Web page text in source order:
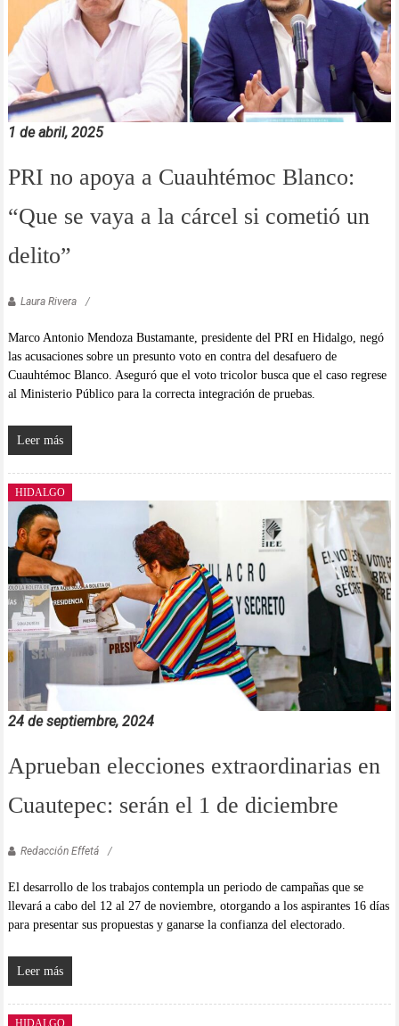
1 de abril, 2025
PRI no apoya a Cuauhtémoc Blanco:
“Que se vaya a la cárcel si cometió un
delito”
Laura Rivera
Marco Antonio Mendoza Bustamante, presidente del PRI en Hidalgo, negó
las acusaciones sobre un presunto voto en contra del desafuero de
Cuauhtémoc Blanco. Aseguró que el voto tricolor busca que el caso regrese
al Ministerio Público para la correcta integración de pruebas.
Leer más
HIDALGO
24 de septiembre, 2024
Aprueban elecciones extraordinarias en
Cuautepec: serán el 1 de diciembre
Redacción Effetá
El desarrollo de los trabajos contempla un periodo de campañas que se
llevará a cabo del 12 al 27 de noviembre, otorgando a los aspirantes 16 días
para presentar sus propuestas y ganarse la confianza del electorado.
Leer más